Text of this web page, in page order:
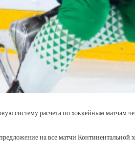
систему расчета по хоккейным матчам
на все матчи Континентальной